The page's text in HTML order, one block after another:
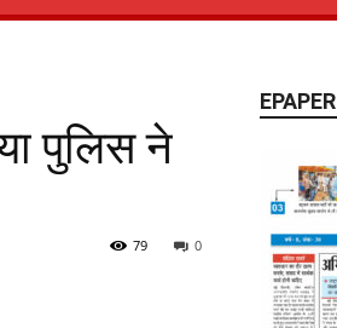
पुलिस ने
0
79
EPAPER